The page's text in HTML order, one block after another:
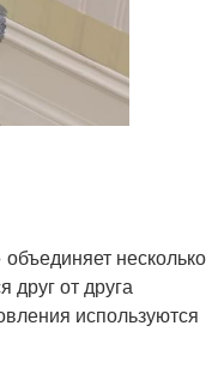
несколько
друг от друга
используются